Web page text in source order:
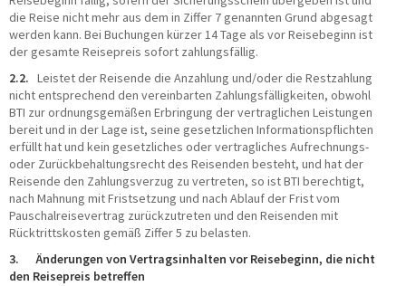
die Reise nicht mehr aus dem in Ziffer 7 genannten Grund abgesagt
werden kann. Bei Buchungen kürzer 14 Tage als vor Reisebeginn ist
der gesamte Reisepreis sofort zahlungsfällig.
2.2. Leistet der Reisende die Anzahlung und/oder die Restzahlung
nicht entsprechend den vereinbarten Zahlungsfälligkeiten, obwohl
BTI zur ordnungsgemäßen Erbringung der vertraglichen Leistungen
bereit und in der Lage ist, seine gesetzlichen Informationspflichten
erfüllt hat und kein gesetzliches oder vertragliches Aufrechnungs-
oder Zurückbehaltungsrecht des Reisenden besteht, und hat der
Reisende den Zahlungsverzug zu vertreten, so ist BTI berechtigt,
nach Mahnung mit Fristsetzung und nach Ablauf der Frist vom
Pauschalreisevertrag zurückzutreten und den Reisenden mit
Rücktrittskosten gemäß Ziffer 5 zu belasten.
3. Änderungen von Vertragsinhalten vor Reisebeginn, die nicht
den Reisepreis betreffen